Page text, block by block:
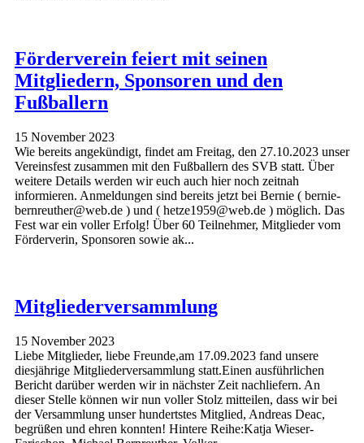
Förderverein feiert mit seinen
Mitgliedern, Sponsoren und den
Fußballern
15 November 2023
Wie bereits angekündigt, findet am Freitag, den 27.10.2023 unser
Vereinsfest zusammen mit den Fußballern des SVB statt. Über
weitere Details werden wir euch auch hier noch zeitnah
informieren. Anmeldungen sind bereits jetzt bei Bernie ( bernie-
bernreuther@web.de ) und ( hetze1959@web.de ) möglich. Das
Fest war ein voller Erfolg! Über 60 Teilnehmer, Mitglieder vom
Förderverin, Sponsoren sowie ak...
Mitgliederversammlung
15 November 2023
Liebe Mitglieder, liebe Freunde,am 17.09.2023 fand unsere
diesjährige Mitgliederversammlung statt.Einen ausführlichen
Bericht darüber werden wir in nächster Zeit nachliefern. An
dieser Stelle können wir nun voller Stolz mitteilen, dass wir bei
der Versammlung unser hundertstes Mitglied, Andreas Deac,
begrüßen und ehren konnten! Hintere Reihe:Katja Wieser-